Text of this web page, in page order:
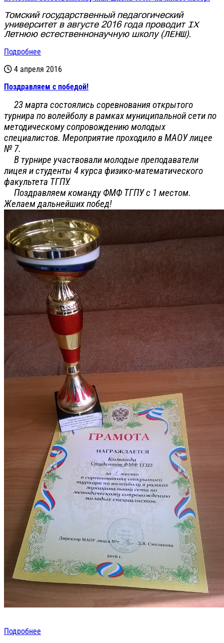
Томский государственный педагогический
университет в августе 2016 года проводит IX
Летнюю естественнонаучную школу (ЛЕНШ).
Подробнее
4 апреля 2016
Поздравляем с победой!
23 марта состоялись соревнования открытого
турнира по волейболу в рамках муниципальной сети по
методическому сопровождению молодых
специалистов. Мероприятие проходило в МАОУ лицее
№ 7.
В турнире участвовали молодые преподаватели
лицея и студенты 4 курса физико-математического
факультета ТГПУ.
Поздравляем команду ФМФ ТГПУ с 1 местом.
Желаем дальнейших побед!
Подробнее